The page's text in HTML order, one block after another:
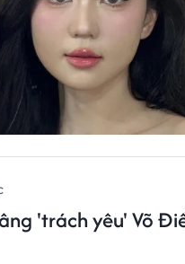
'trách yêu' Võ